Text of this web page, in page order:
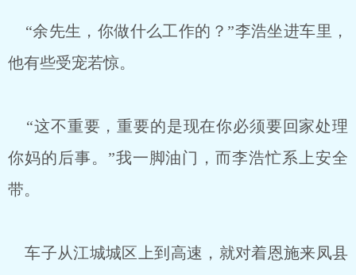
“余先生，你做什么工作的？”李浩坐进车里，
他有些受宠若惊。
“这不重要，重要的是现在你必须要回家处理
你妈的后事。”我一脚油门，而李浩忙系上安全
带。
车子从江城城区上到高速，就对着恩施来凤县